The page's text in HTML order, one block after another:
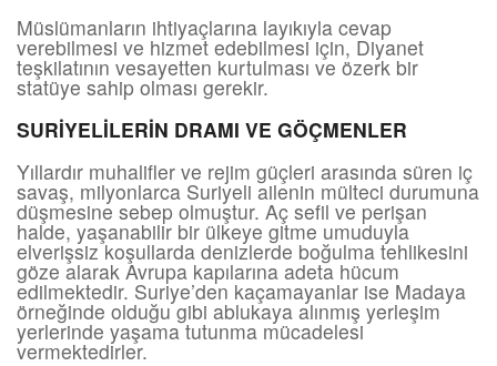
Müslümanların ihtiyaçlarına layıkıyla cevap
verebilmesi ve hizmet edebilmesi için, Diyanet
teşkilatının vesayetten kurtulması ve özerk bir
statüye sahip olması gerekir.
SURİYELİLERİN DRAMI VE GÖÇMENLER
Yıllardır muhalifler ve rejim güçleri arasında süren iç
savaş, milyonlarca Suriyeli ailenin mülteci durumuna
düşmesine sebep olmuştur. Aç sefil ve perişan
halde, yaşanabilir bir ülkeye gitme umuduyla
elverişsiz koşullarda denizlerde boğulma tehlikesini
göze alarak Avrupa kapılarına adeta hücum
edilmektedir. Suriye’den kaçamayanlar ise Madaya
örneğinde olduğu gibi ablukaya alınmış yerleşim
yerlerinde yaşama tutunma mücadelesi
vermektedirler.